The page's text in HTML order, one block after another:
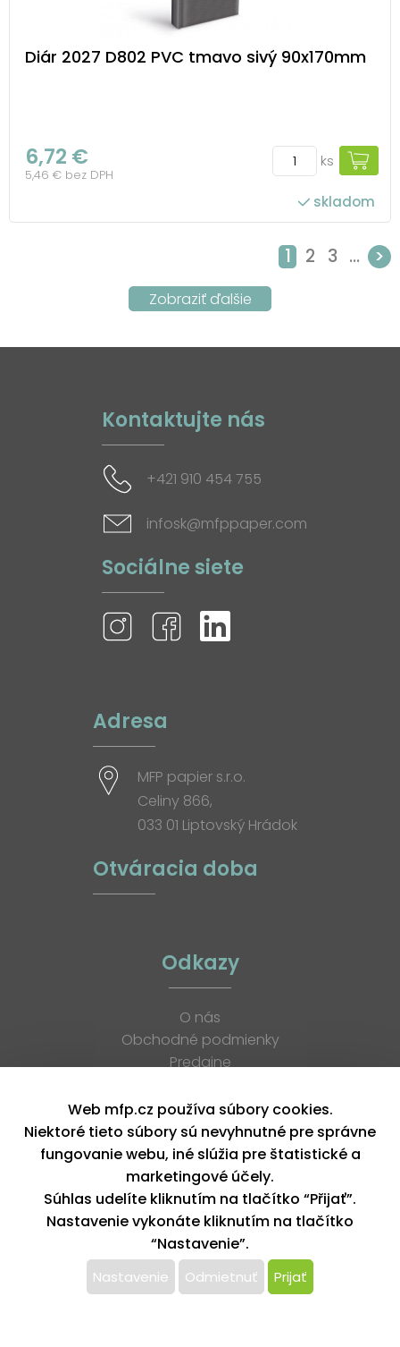
Diár 2027 D802 PVC tmavo sivý 90x170mm
6,72 €
5,46 € bez DPH
ks
skladom
1 2 3 ... >
Kontaktujte nás
+421 910 454 755
infosk@mfppaper.com
Sociálne siete
Adresa
MFP papier s.r.o.
Celiny 866,
033 01 Liptovský Hrádok
Otváracia doba
Odkazy
O nás
Obchodné podmienky
Predajne
K stiahnutiu
Blog
Kontakt
Kariéra
XML feed
Copyright © 2026, MFP paper s. r. o. | Všetky práva vyhradené
design by MFP
Tento web používa k poskytovaniu služieb,
Web mfp.cz používa súbory cookies.
Niektoré tieto súbory sú nevyhnutné pre správne
fungovanie webu, iné slúžia pre štatistické a
marketingové účely.
Súhlas udelíte kliknutím na tlačítko “Přijať”.
Nastavenie vykonáte kliknutím na tlačítko
“Nastavenie”.
Nastavenie Odmietnuť Prijať